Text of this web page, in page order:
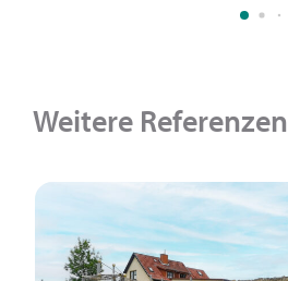
Weitere Referenzen